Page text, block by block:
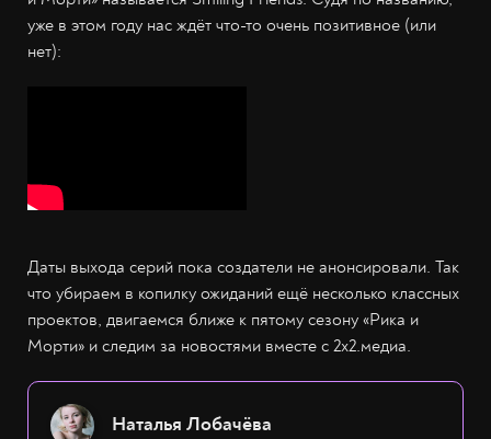
уже в этом году нас ждёт что-то очень позитивное (или
нет):
Даты выхода серий пока создатели не анонсировали. Так
что убираем в копилку ожиданий ещё несколько классных
проектов, двигаемся ближе к пятому сезону «Рика и
Морти» и следим за новостями вместе с 2х2.медиа.
Наталья Лобачёва